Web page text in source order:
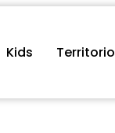
Kids Territorio